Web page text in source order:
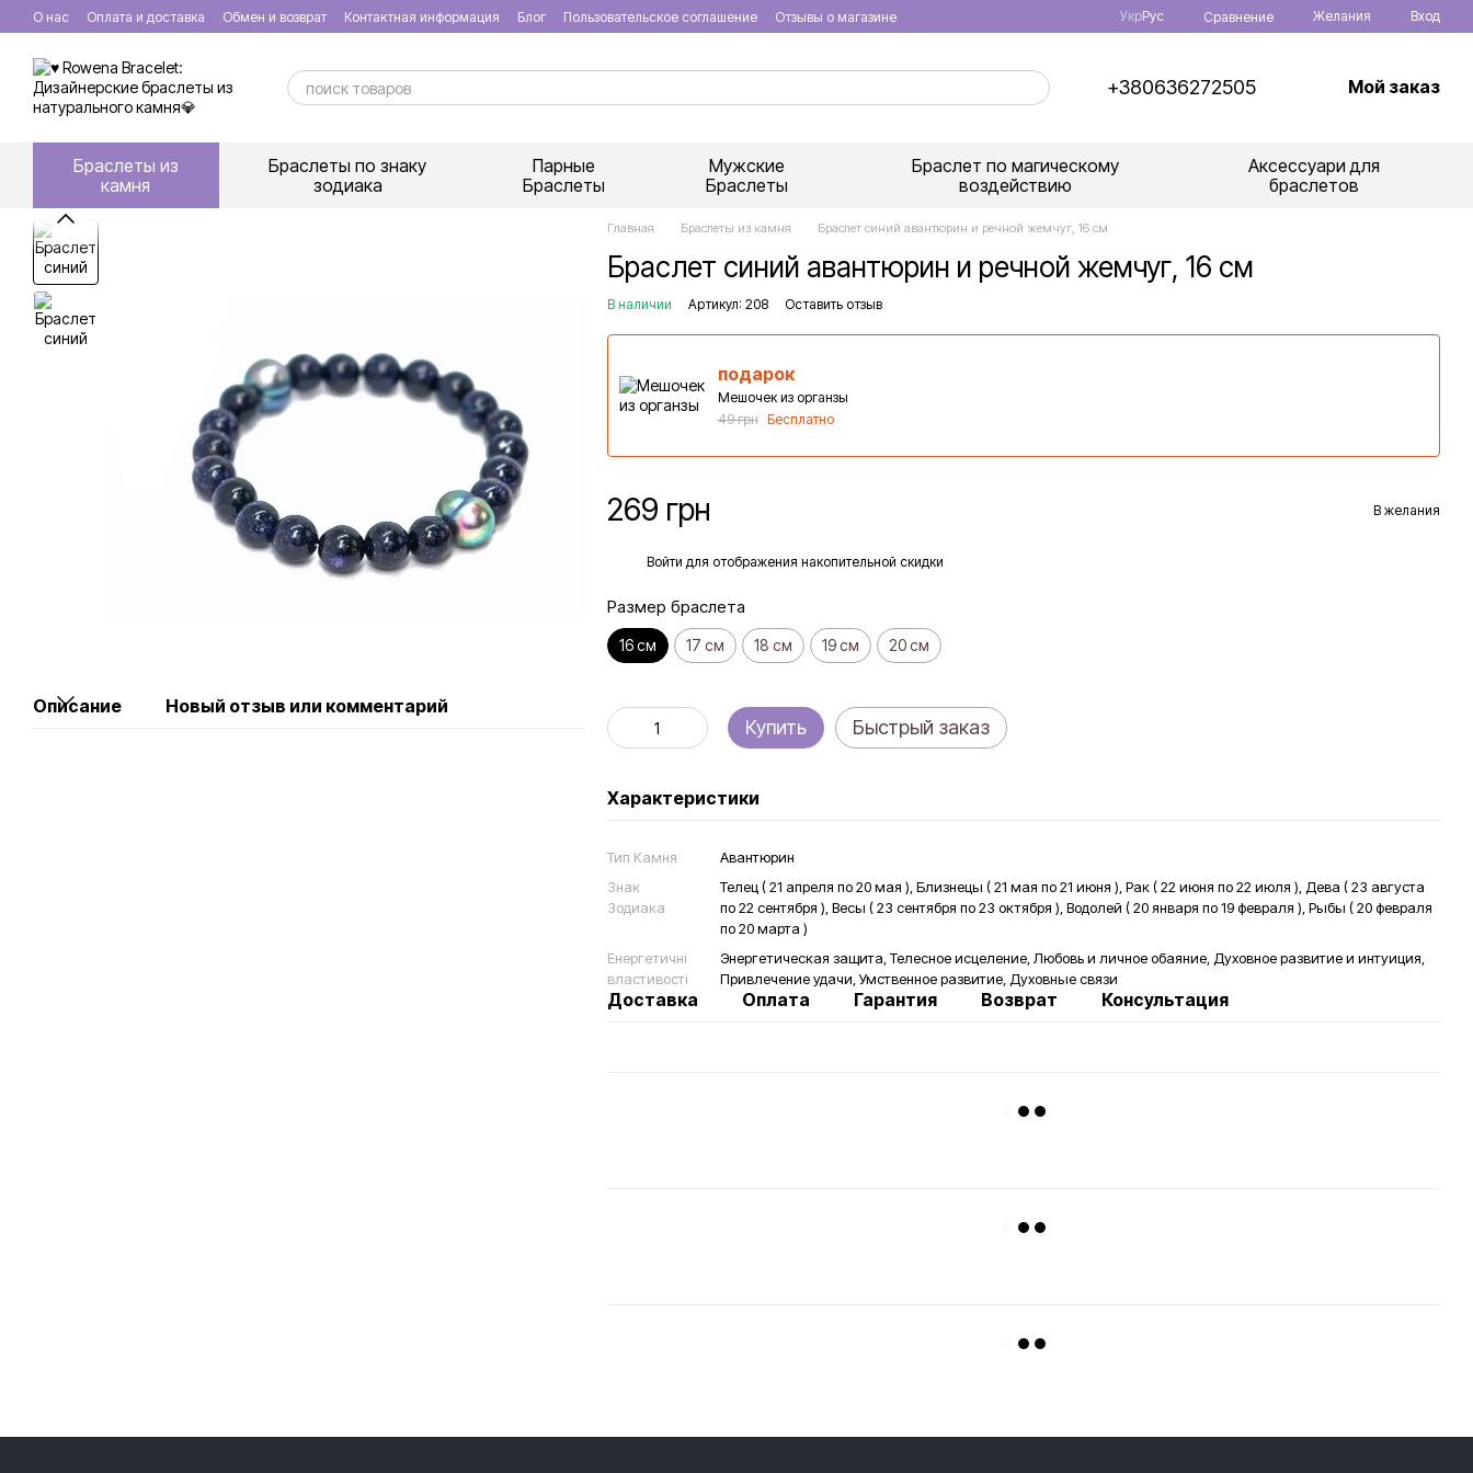
Перейти к основному контенту
О нас Оплата и доставка Обмен и возврат Контактная информация Блог Пользовательское соглашение Отзывы о магазине УкрРус Сравнение Желания Вход
+380636272505 Мой заказ
Браслеты из
камня
Браслеты по знаку
зодиака
Парные
Браслеты
Мужские
Браслеты
Браслет по магическому
воздействию
Аксессуари для
браслетов
Описание Новый отзыв или комментарий
Главная Браслеты из камня Браслет синий авантюрин и речной жемчуг, 16 см
Браслет синий авантюрин и речной жемчуг, 16 см
В наличии Артикул: 208 Оставить отзыв
подарок
Мешочек из органзы
49 грн
Бесплатно
269 грн В желания
Войти для отображения накопительной скидки
Размер браслета
16 см 17 см 18 см 19 см 20 см
Купить Быстрый заказ
Характеристики
Тип Камня
Авантюрин
Знак
Зодиака
Телец ( 21 апреля по 20 мая ), Близнецы ( 21 мая по 21 июня ), Рак ( 22 июня по 22 июля ), Дева ( 23 августа
по 22 сентября ), Весы ( 23 сентября по 23 октября ), Водолей ( 20 января по 19 февраля ), Рыбы ( 20 февраля
по 20 марта )
Енергетичні
властивості
Энергетическая защита, Телесное исцеление, Любовь и личное обаяние, Духовное развитие и интуиция,
Привлечение удачи, Умственное развитие, Духовные связи
Доставка Оплата Гарантия Возврат Консультация